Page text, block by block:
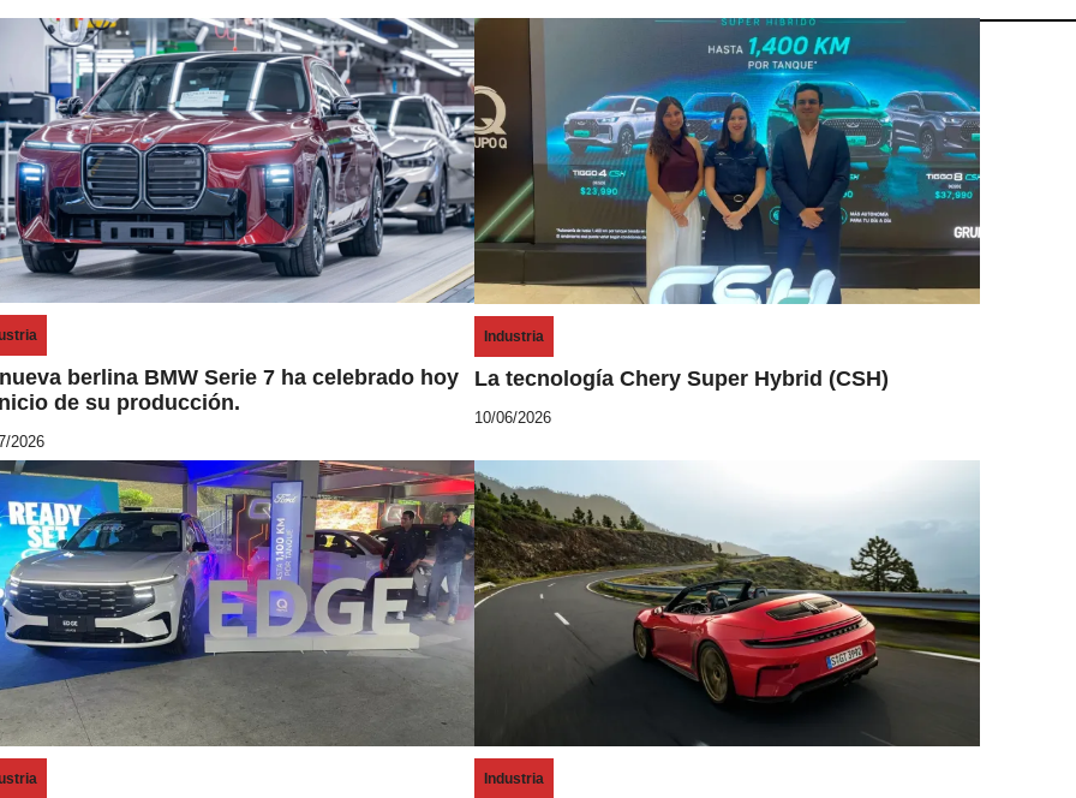
berlina BMW Serie 7 ha celebrado hoy
de su producción.
2026
P
o
e
d
i
n
Industria
La tecnología Chery Super Hybrid (CSH)
y
M
i
k
e
10/06/2026
PIndustria